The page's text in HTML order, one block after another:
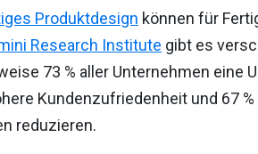
Produktdesign können für
Research Institute gibt es
73 % aller Unternehmen eine
Kundenzufriedenheit und 67
reduzieren.